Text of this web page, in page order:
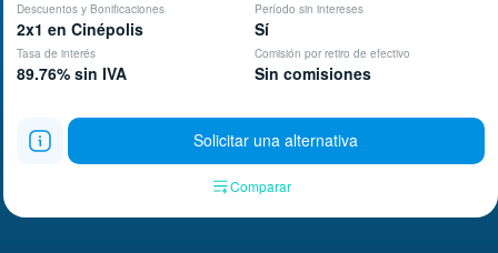
Descuentos y Bonificaciones
2x1 en Cinépolis
Período sin intereses
Sí
Tasa de interés
89.76% sin IVA
Comisión por retiro de efectivo
Sin comisiones
Solicitar una alternativa
Comparar